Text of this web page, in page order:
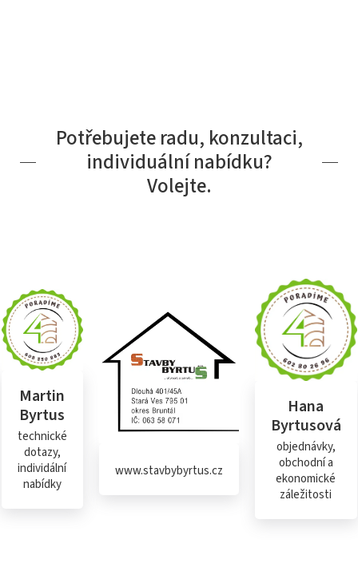
Potřebujete radu, konzultaci,
individuální nabídku?
Volejte.
Martin
Byrtus
technické
dotazy,
individální
nabídky
www.stavbybyrtus.cz
Hana
Byrtusová
objednávky,
obchodní a
ekonomické
záležitosti